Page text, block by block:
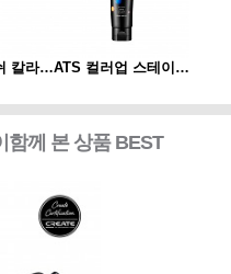
ATS 글래미쉬 칼라 80g ATS 컬러업 스테이 샴푸
함께 본 상품 BEST